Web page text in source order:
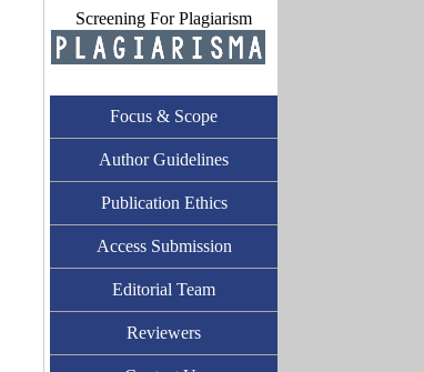
Screening For Plagiarism
Focus & Scope
Author Guidelines
Publication Ethics
Access Submission
Editorial Team
Reviewers